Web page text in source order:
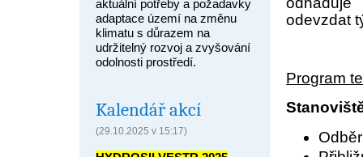
aktuální potřeby a požadavky
adaptace území na změnu
klimatu s důrazem na
udržitelný rozvoj a zvyšování
odolnosti prostředí.
Kalendář akcí
(29.10.2025 v 15:17)
odevzdat
Program